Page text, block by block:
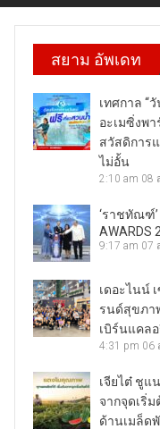
สยาม อัพเดท
เทศกาล “
อะเมซิ่งพ
สวัสดิการแ
ไม่อั้น
2:10 am 08
‘ราชทัณฑ์’
AWARDS
9:17 am 07
เดอะไนน์
รนด์สุขภาพ
เบิร์นแคล
4:31 pm 06
เจียไต๋ ชูแ
จากจุดเริ่
ด้านเมล็ด